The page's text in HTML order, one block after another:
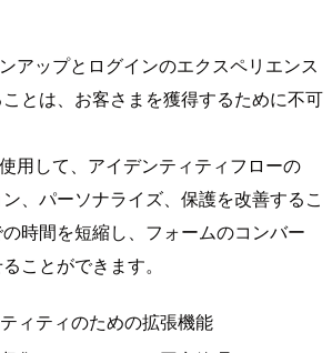
アップとログインのエクスペリエンス
とは、お客さまを獲得するために不可
用して、アイデンティティフローの
、パーソナライズ、保護を改善するこ
時間を短縮し、フォームのコンバー
ことができます。
ィティのための拡張機能